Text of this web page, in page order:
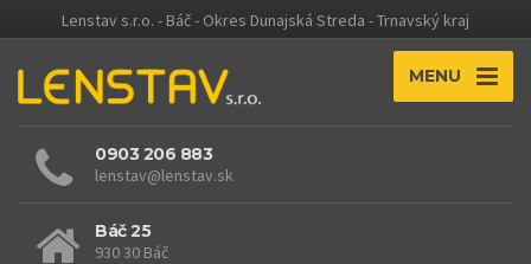
Lenstav s.r.o. - Báč - Okres Dunajská Streda - Trnavský kraj
MENU
0903 206 883
lenstav@lenstav.sk
Báč 25
930 30 Báč